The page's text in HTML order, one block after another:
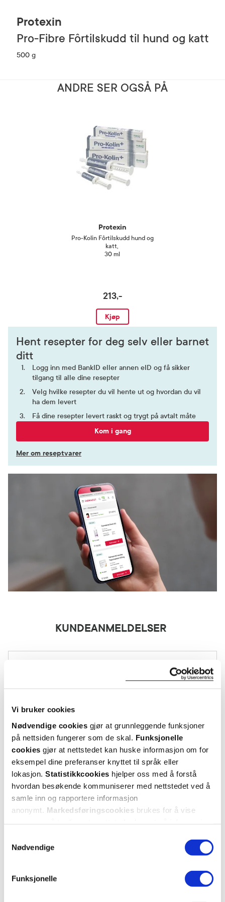
Vi bruker cookies
Nødvendige cookies gjør at grunnleggende funksjoner
på nettsiden fungerer som de skal. Funksjonelle
cookies gjør at nettstedet kan huske informasjon om for
eksempel dine preferanser knyttet til språk eller
lokasjon. Statistikkcookies hjelper oss med å forstå
hvordan besøkende kommuniserer med nettstedet ved å
samle inn og rapportere informasjon
anonymt. Markedsføringscookies brukes for å vise
Nødvendige
Funksjonelle
Protexin
Pro-Fibre Fôrtilskudd til hund og katt
500 g
ANDRE SER OGSÅ PÅ
Protexin
Pro-Kolin Fôrtilskudd hund og
katt,
30 ml
213,-
Kjøp
Hent resepter for deg selv eller barnet
ditt
Logg inn med BankID eller annen eID og få sikker
tilgang til alle dine resepter
Velg hvilke resepter du vil hente ut og hvordan du vil
ha dem levert
Få dine resepter levert raskt og trygt på avtalt måte
Kom i gang
Mer om reseptvarer
KUNDEANMELDELSER
4 stjerner
3 stjerner
2 stjerner 0
1 stjerne